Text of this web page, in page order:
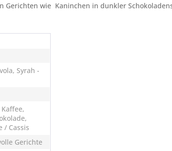
wie Kaninchen in dunkler
Syrah -
/ Cassis
Gerichte